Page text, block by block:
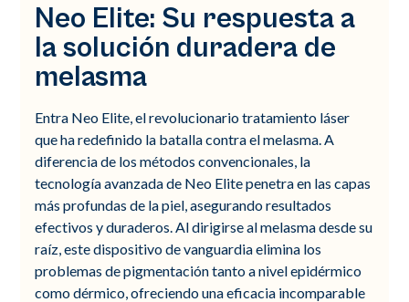
Neo Elite: Su respuesta a
la solución duradera de
melasma
Entra Neo Elite, el revolucionario tratamiento láser
que ha redefinido la batalla contra el melasma. A
diferencia de los métodos convencionales, la
tecnología avanzada de Neo Elite penetra en las capas
más profundas de la piel, asegurando resultados
efectivos y duraderos. Al dirigirse al melasma desde su
raíz, este dispositivo de vanguardia elimina los
problemas de pigmentación tanto a nivel epidérmico
como dérmico, ofreciendo una eficacia incomparable